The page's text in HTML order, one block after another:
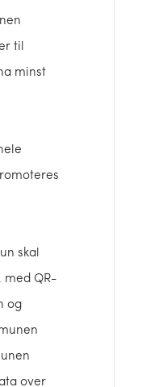
til
minst
skal
med QR-
og
over